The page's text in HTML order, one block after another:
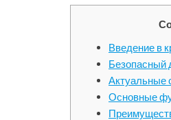
Введение в
Безопасный
Актуальные
Основные